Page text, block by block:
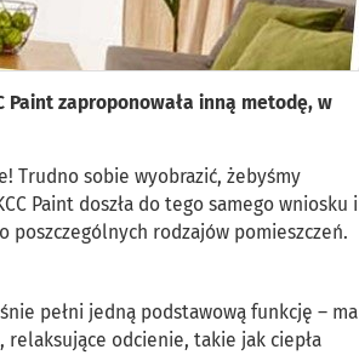
zaproponowała inną metodę, w
Trudno sobie wyobrazić, żebyśmy
Paint doszła do tego samego wniosku i
rodzajów pomieszczeń.
pełni jedną podstawową funkcję – ma
relaksujące odcienie, takie jak ciepła